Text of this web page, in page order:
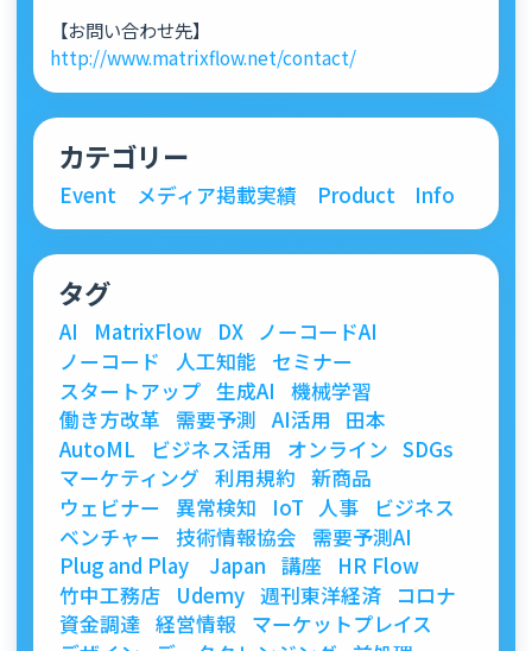
【お問い合わせ先】
http://www.matrixflow.net/contact/
カテゴリー
Event メディア掲載実績 Product Info
タグ
AI MatrixFlow DX
ノーコードAI
ノーコード
人工知能
セミナー
スタートアップ 生成AI
機械学習
働き方改革
需要予測 AI活用
田本
AutoML
ビジネス活用 オンライン SDGs
マーケティング 利用規約 新商品
ウェビナー
異常検知 IoT 人事
ビジネス
ベンチャー
技術情報協会
需要予測AI
Plug and Play Japan 講座
HR Flow
竹中工務店
Udemy 週刊東洋経済
コロナ
資金調達 経営情報 マーケットプレイス